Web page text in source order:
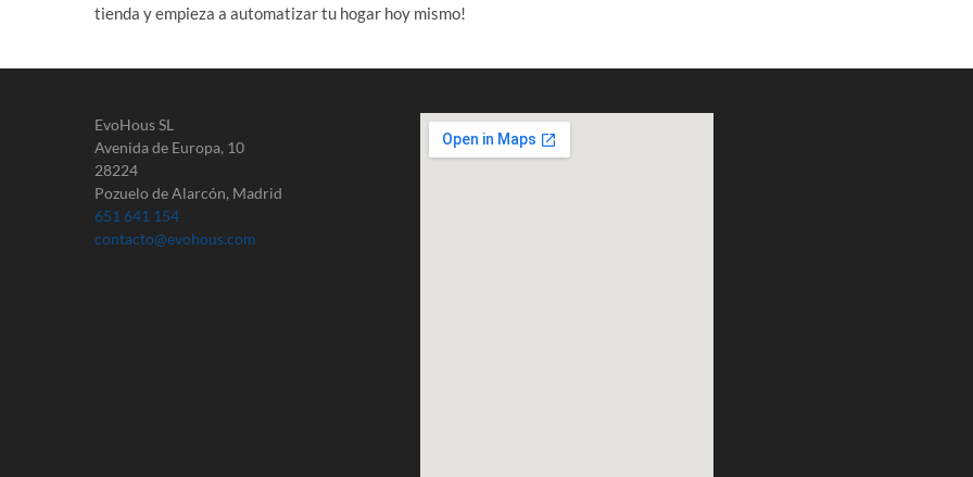
tienda y empieza a automatizar tu hogar hoy mismo!
EvoHous SL
Avenida de Europa, 10
28224
Pozuelo de Alarcón, Madrid
651 641 154
contacto@evohous.com